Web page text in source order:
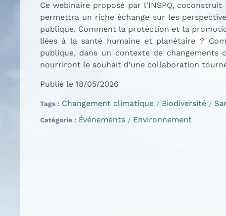
Ce webinaire proposé par l'INSPQ,
permettra un riche échange sur les
publique. Comment la protection et la
liées à la santé humaine et planétaire ?
publique, dans un contexte de changements
nourriront le souhait d’une collaboration
Publié le 18/05/2026
Tags Changement climatique Biodiversité
Catégorie Événements Environnement